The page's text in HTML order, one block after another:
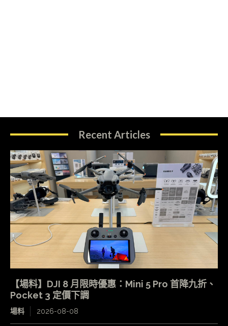
Recent Articles
【場料】DJI 8 月限時優惠：Mini 5 Pro 首降九折、
Pocket 3 定價下調
場料 2026-08-08